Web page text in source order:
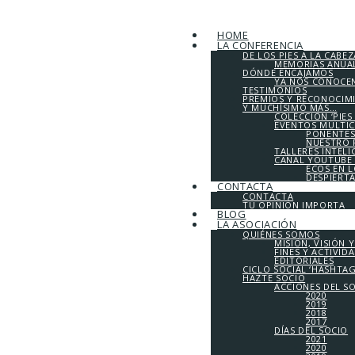
HOME
LA CONFERENCIA
DE LOS PIES A LA
MEMORIAS
DÓNDE ENCAJAMOS
YA NOS
TESTIMONIOS
PREMIOS Y
Y MUCHÍSIMO MÁS…
COLECCIÓN
EVENTOS
NUESTRO
TALLERES
CANAL YOUTUBE
ECOS EN
CONTACTA
CONTACTA
TU OPINIÓN IMPORTA
BLOG
LA ASOCIACIÓN
QUIÉNES SOMOS
MISIÓN, VISIÓN
FINES Y
EDITORIALES
CICLO SOCIAL
HAZTE SOCIO
ACCIONES DEL
2020
2019
2018
2017
DÍAS DEL SOCIO
2021
2020